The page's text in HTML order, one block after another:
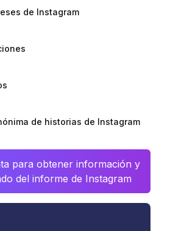
de Instagram
de historias de Instagram
para obtener información y
del informe de Instagram